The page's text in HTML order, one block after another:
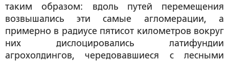
таким образом: вдоль путей перемещения
возвышались эти самые агломерации, а
примерно в радиусе пятисот километров вокруг
них дислоцировались латифундии
агрохолдингов, чередовавшиеся с лесными